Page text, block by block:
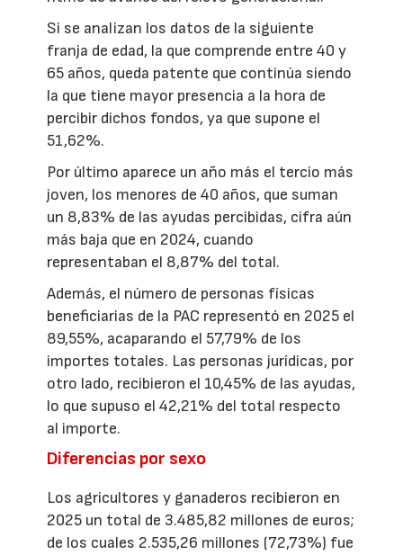
Si se analizan los datos de la siguiente
franja de edad, la que comprende entre 40 y
65 años, queda patente que continúa siendo
la que tiene mayor presencia a la hora de
percibir dichos fondos, ya que supone el
51,62%.
Por último aparece un año más el tercio más
joven, los menores de 40 años, que suman
un 8,83% de las ayudas percibidas, cifra aún
más baja que en 2024, cuando
representaban el 8,87% del total.
Además, el número de personas físicas
beneficiarias de la PAC representó en 2025 el
89,55%, acaparando el 57,79% de los
importes totales. Las personas jurídicas, por
otro lado, recibieron el 10,45% de las ayudas,
lo que supuso el 42,21% del total respecto
al importe.
Diferencias por sexo
Los agricultores y ganaderos recibieron en
2025 un total de 3.485,82 millones de euros;
de los cuales 2.535,26 millones (72,73%) fue